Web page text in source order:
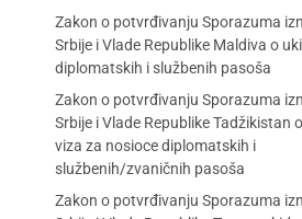
Zakon o potvrđivanju Sporazuma
Srbije i Vlade Republike Maldiva o
diplomatskih i službenih pasoša
Zakon o potvrđivanju Sporazuma
Srbije i Vlade Republike Tadžikistan
viza za nosioce diplomatskih i
službenih/zvaničnih pasoša
Zakon o potvrđivanju Sporazuma